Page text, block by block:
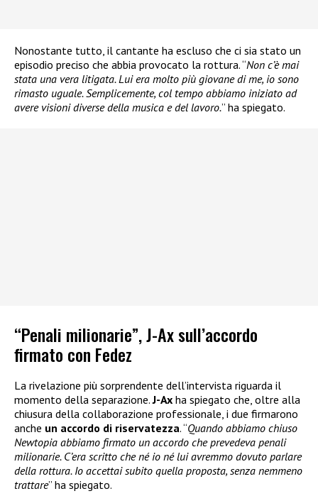
Nonostante tutto, il cantante ha escluso che ci sia stato un
episodio preciso che abbia provocato la rottura. “Non c’è mai
stata una vera litigata. Lui era molto più giovane di me, io sono
rimasto uguale. Semplicemente, col tempo abbiamo iniziato ad
avere visioni diverse della musica e del lavoro.” ha spiegato.
“Penali milionarie”, J-Ax sull’accordo
firmato con Fedez
La rivelazione più sorprendente dell’intervista riguarda il
momento della separazione.J-Ax ha spiegato che, oltre alla
chiusura della collaborazione professionale, i due firmarono
anche un accordo di riservatezza. “Quando abbiamo chiuso
Newtopia abbiamo firmato un accordo che prevedeva penali
milionarie. C’era scritto che né io né lui avremmo dovuto parlare
della rottura. Io accettai subito quella proposta, senza nemmeno
trattare” ha spiegato.